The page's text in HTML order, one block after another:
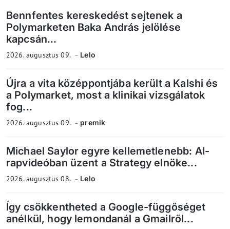
Bennfentes kereskedést sejtenek a
Polymarketen Baka András jelölése
kapcsán...
2026. augusztus 09. Lelo
Újra a vita középpontjába került a Kalshi és
a Polymarket, most a klinikai vizsgálatok
fog...
2026. augusztus 09. premik
Michael Saylor egyre kellemetlenebb: AI-
rapvideóban üzent a Strategy elnöke...
2026. augusztus 08. Lelo
Így csökkentheted a Google-függőséget
anélkül, hogy lemondanál a Gmailről...